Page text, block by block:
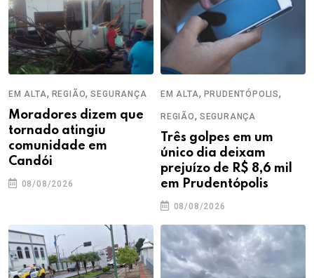
EM ALTA, REGIÃO,SEGURANÇA
Moradores dizem que
tornado atingiu
comunidade em
Candói
08/08/2026
EM ALTA, PRUDENTÓPOLIS,
REGIÃO, SEGURANÇA
Três golpes em um
único dia deixam
prejuízo de R$ 8,6 mil
em Prudentópolis
08/08/2026